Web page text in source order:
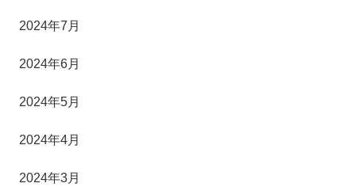
2024年7月
2024年6月
2024年5月
2024年4月
2024年3月